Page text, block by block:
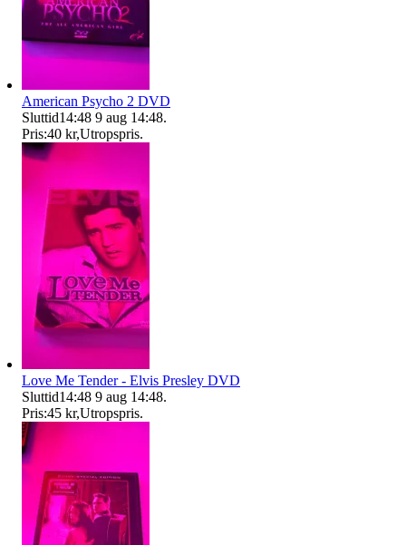
American Psycho 2 DVD
Sluttid14:48 9 aug 14:48.
Pris:40 kr,Utropspris.
Love Me Tender - Elvis Presley DVD
Sluttid14:48 9 aug 14:48.
Pris:45 kr,Utropspris.